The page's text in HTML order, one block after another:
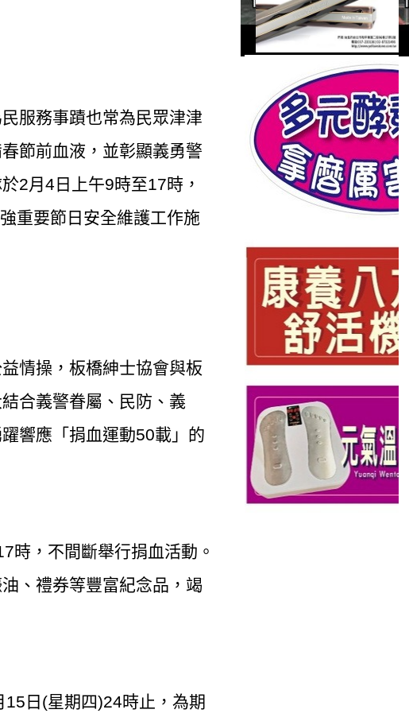
服務事蹟也常為民眾津津
節前血液，並彰顯義勇警
2月4日上午9時至17時，
重要節日安全維護工作施
情操，板橋紳士協會與板
合義警眷屬、民防、義
響應「捐血運動50載」的
時，不間斷舉行捐血活動。
、禮券等豐富紀念品，竭
日(星期四)24時止，為期